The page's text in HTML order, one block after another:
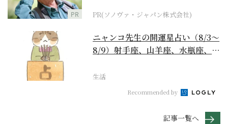
PR PR(ソノヴァ・ジャパン株式会社)
ニャンコ先生の開運星占い（8/3～
8/9）射手座、山羊座、水瓶座、魚
生活
Recommended by
記事一覧へ